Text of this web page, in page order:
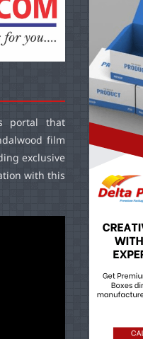
portal that
film
exclusive
with this